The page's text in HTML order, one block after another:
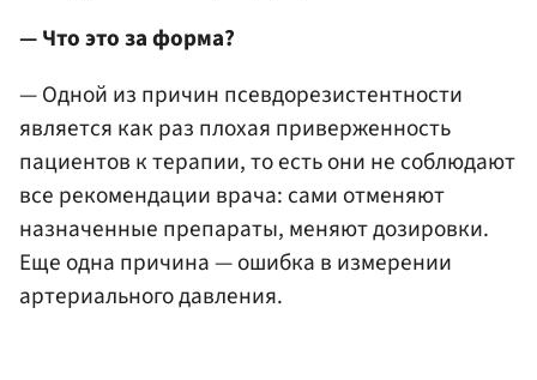
— Что это за форма?
— Одной из причин псевдорезистентности
является как раз плохая приверженность
пациентов к терапии, то есть они не соблюдают
все рекомендации врача: сами отменяют
назначенные препараты, меняют дозировки.
Еще одна причина — ошибка в измерении
артериального давления.